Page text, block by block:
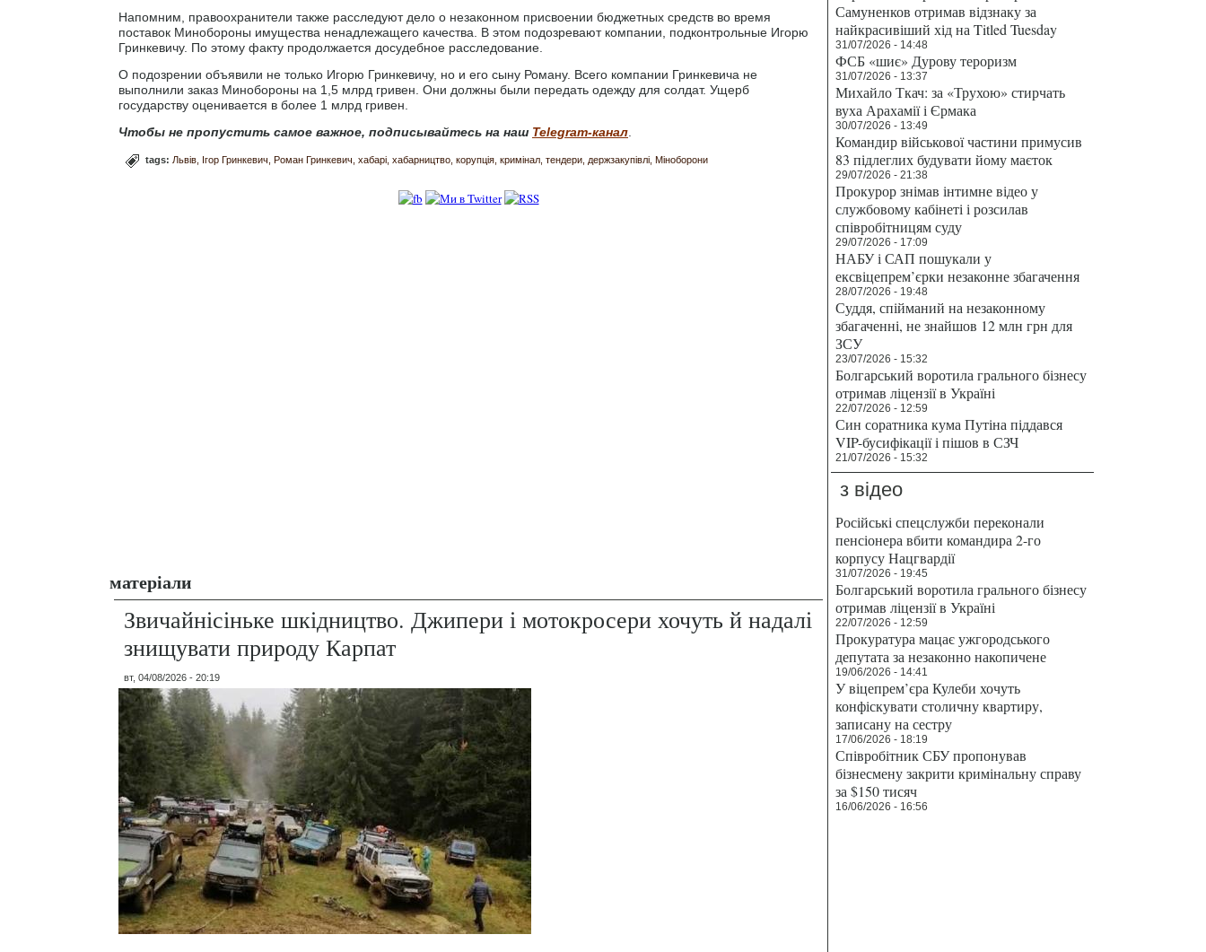
Напомним, правоохранители также расследуют дело о незаконном присвоении бюджетных средств во время
поставок Минобороны имущества ненадлежащего качества. В этом подозревают компании, подконтрольные Игорю
Гринкевичу. По этому факту продолжается досудебное расследование.
О подозрении объявили не только Игорю Гринкевичу, но и его сыну Роману. Всего компании Гринкевича не
выполнили заказ Минобороны на 1,5 млрд гривен. Они должны были передать одежду для солдат. Ущерб
государству оценивается в более 1 млрд гривен.
Чтобы не пропустить самое важное, подписывайтесь на наш Telegram-канал
tags: Львів Ігор Гринкевич Роман Гринкевич хабарі хабарництво корупція кримінал тендери держзакупівлі Міноборони
матеріали
Звичайнісіньке шкідництво. Джипери і мотокросери хочуть й надалі
знищувати природу Карпат
вт, 04/08/2026 - 20:19
Самуненков отримав відзнаку за
найкрасивіший хід на Titled Tuesday
31/07/2026 - 14:48
ФСБ «шиє» Дурову тероризм
31/07/2026 - 13:37
Михайло Ткач: за «Трухою» стирчать
вуха Арахамії і Єрмака
30/07/2026 - 13:49
Командир військової частини примусив
83 підлеглих будувати йому маєток
29/07/2026 - 21:38
Прокурор знімав інтимне відео у
службовому кабінеті і розсилав
співробітницям суду
29/07/2026 - 17:09
НАБУ і САП пошукали у
ексвіцепрем’єрки незаконне збагачення
28/07/2026 - 19:48
Суддя, спійманий на незаконному
збагаченні, не знайшов 12 млн грн для
ЗСУ
23/07/2026 - 15:32
Болгарський воротила грального бізнесу
отримав ліцензії в Україні
22/07/2026 - 12:59
Син соратника кума Путіна піддався
VIP-бусифікації і пішов в СЗЧ
21/07/2026 - 15:32
з відео
Російські спецслужби переконали
пенсіонера вбити командира 2-го
корпусу Нацгвардії
31/07/2026 - 19:45
Болгарський воротила грального бізнесу
отримав ліцензії в Україні
22/07/2026 - 12:59
Прокуратура мацає ужгородського
депутата за незаконно накопичене
19/06/2026 - 14:41
У віцепрем’єра Кулеби хочуть
конфіскувати столичну квартиру,
записану на сестру
17/06/2026 - 18:19
Співробітник СБУ пропонував
бізнесмену закрити кримінальну справу
за $150 тисяч
16/06/2026 - 16:56